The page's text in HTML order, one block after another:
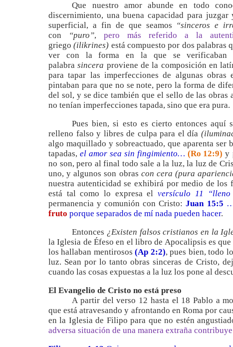
Que nuestro amor abunde en todo
discernimiento, una buena capacidad para
superficial, a fin de que seamos “sinceros e
con
“puro”, pero más referido a la
griego(ilikrines) está compuesto por dos palabras
ver con la forma en la que se verificaban
palabrasincera proviene de la composición en
para tapar las imperfecciones de algunas
pintaban para que no se note, pero la forma de
del sol, y se dice también que el sello de las obras
no tenían imperfecciones tapada, sino que era pura.
Pues bien, si esto es cierto entonces aquí
relleno falso y libres de culpa para el día
algo maquillado y sobreactuado, que aparenta ser
tapadas, el amor sea sin fingimiento… (Ro 12:9) y
no son, pero al final todo sale a la luz, la luz de
uno, y algunos son obras con cera (pura
nuestra autenticidad se exhibirá por medio de
está tal como lo expresa elversículo 11
permanencia y comunión con Cristo:Juan 15:5
fruto porque separados de mí nada pueden hacer.
Entonces ¿Existen falsos cristianos en la
la Iglesia de Éfeso en el libro de Apocalipsis es
los hallaban mentirosos(Ap 2:2), pues bien, todo
luz. Sean por lo tanto obras sinceras de Cristo,
cuando las cosas expuestas a la luz los pone al
El Evangelio de Cristo no está preso
A partir del verso 12 hasta el 18 Pablo a
que está atravesando y afrontando en Roma por
en la Iglesia de Filipo para que no estén
adversa situación de una manera extraña